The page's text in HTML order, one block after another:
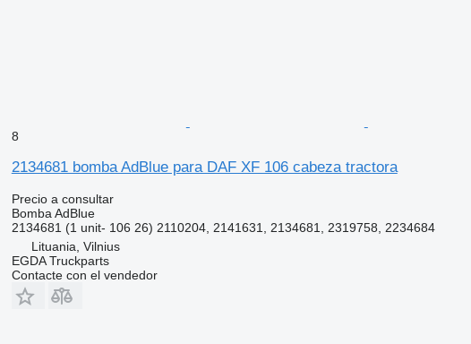
8
2134681 bomba AdBlue para DAF XF 106 cabeza tractora
Precio a consultar
Bomba AdBlue
2134681 (1 unit- 106 26) 2110204, 2141631, 2134681, 2319758, 2234684
Lituania, Vilnius
EGDA Truckparts
Contacte con el vendedor